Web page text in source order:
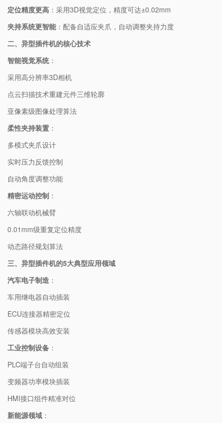
定位精度更高 ：采用3D视觉定位，精度可达±0.02mm
夹持系统更智能：配备自适应夹爪，自动调整夹持力度
二、异型插件机的核心技术
智能视觉系统：
采用高分辨率3D相机
点云扫描技术重建元件三维轮廓
亚像素级图像处理算法
柔性夹持装置 ：
多模式夹爪设计
实时压力反馈控制
自动角度调整功能
精密运动控制 ：
六轴联动机械臂
0.01mm级重复定位精度
动态路径规划算法
三、异型插件机的5大典型应用领域
汽车电子制造 ：
车用继电器自动插装
ECU连接器精密定位
传感器模块高效安装
工业控制设备 ：
PLC端子台自动组装
变频器功率模块插装
HMI接口组件精准对位
新能源领域 ：